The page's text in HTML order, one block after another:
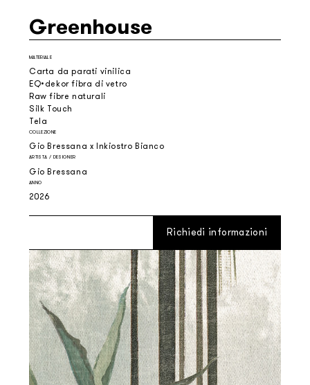
Greenhouse
MATERIALE
Carta da parati vinilica
EQ•dekor fibra di vetro
Raw fibre naturali
Silk Touch
Tela
COLLEZIONE
Gio Bressana x Inkiostro Bianco
ARTISTA / DESIGNER
Gio Bressana
ANNO
2026
Richiedi informazioni